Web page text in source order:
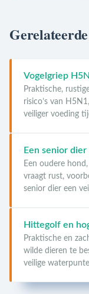
Vogelgriep
Praktische,
risico’s van
veiliger voeding
Een senior
Een oudere
vraagt rust,
senior dier een
Hittegolf en
Praktische en
wilde dieren te
veilige